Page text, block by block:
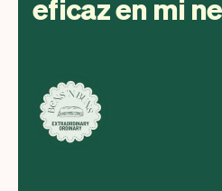
eficaz en mi